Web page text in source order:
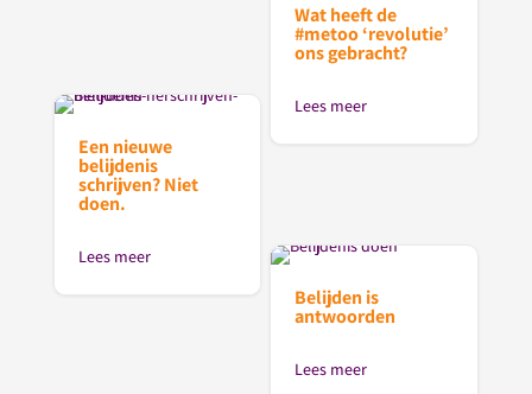
Wat heeft de
#metoo ‘revolutie’
ons gebracht?
Lees meer
Een nieuwe
belijdenis
schrijven? Niet
doen.
Lees meer
Belijden is
antwoorden
Lees meer